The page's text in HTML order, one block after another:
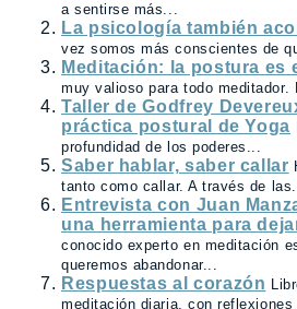
a sentirse más...
La psicología también
vez somos más conscientes de
Meditación: la postura es
muy valioso para todo meditador.
Taller de Godfrey
práctica postural de Yoga
profundidad de los poderes...
Saber hablar, saber callar
tanto como callar. A través de
Entrevista con Juan
una herramienta para
conocido experto en meditación
queremos abandonar...
Respuestas al corazón
meditación diaria, con reflexiones